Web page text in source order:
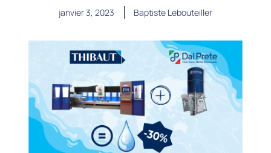
janvier 3, 2023 Baptiste Lebouteiller